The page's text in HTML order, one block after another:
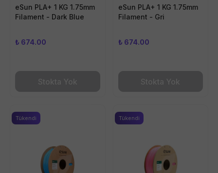
eSun PLA+ 1 KG 1.75mm
Filament - Dark Blue
₺ 674.00
Stokta Yok
eSun PLA+ 1 KG 1.75mm
Filament - Gri
₺ 674.00
Stokta Yok
Tükendi Tükendi